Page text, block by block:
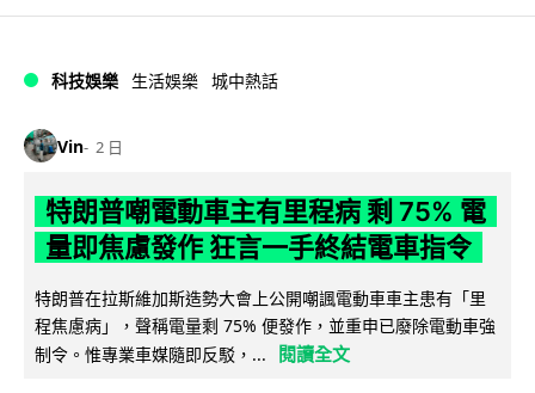
科技娛樂 生活娛樂 城中熱話
Vin 2 日
特朗普嘲電動車主有里程病 剩 75% 電
量即焦慮發作 狂言一手終結電車指令
特朗普在拉斯維加斯造勢大會上公開嘲諷電動車車主患有「里
程焦慮病」，聲稱電量剩 75% 便發作，並重申已廢除電動車強
制令。惟專業車媒隨即反駁，...
閱讀全文